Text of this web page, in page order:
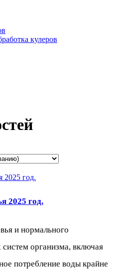
кулеров
2025 год.
и нормального
организма, включая
потребление воды крайне